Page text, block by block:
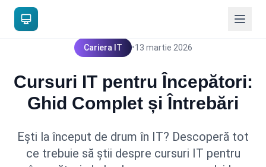
Cariera IT •13 martie 2026
Cursuri IT pentru Începători:
Ghid Complet și Întrebări
Ești la început de drum în IT? Descoperă tot
ce trebuie să știi despre cursuri IT pentru